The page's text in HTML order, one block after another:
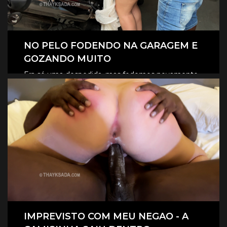
NO PELO FODENDO NA GARAGEM E
GOZANDO MUITO
Era só uma despedida, mas fodemos novamente
na garagem, e claro que foi no pelo, eles
revesaram gozar dentro de mim.
CLIQUE AQUI E ASSISTA
IMPREVISTO COM MEU NEGAO - A